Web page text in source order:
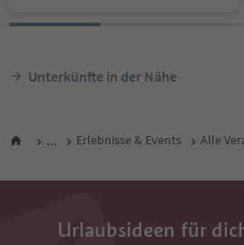
Unterkünfte in der Nähe
... Erlebnisse & Events Alle
Urlaubsideen für